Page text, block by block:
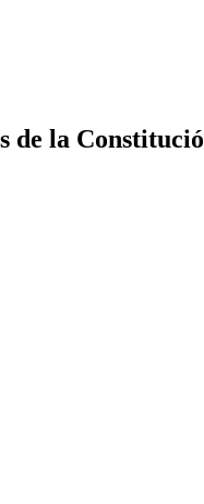
de la